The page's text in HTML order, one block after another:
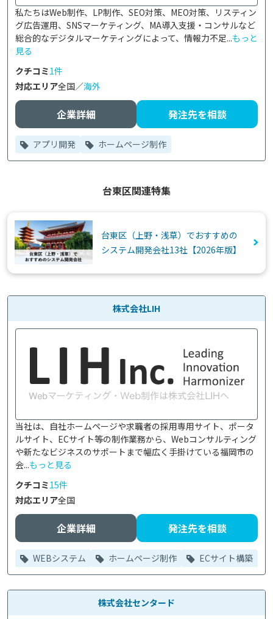
私たちはWeb制作、LP制作、SEO対策、MEO対策、リスティン
グ広告運用、SNSマーケティング、MA導入支援・コンサルなど
総合的なデジタルマーケティングによって、情報力不足...もっと
見る
クチコミ1件
対応エリア全国／海外
企業詳細 発注先を相談
アプリ開発 ホームページ制作
台東区関連特集
台東区（上野・浅草）でおすすめの
システム開発会社13社【2026年版】
株式会社LIH
当社は、自社ホームページや求職者の採用専用サイト、ポータ
ルサイト、ECサイト等の制作業務から、Webコンサルティング
や新たなビジネスのサポートまで幅広く手掛けている福岡市の
会...もっと見る
クチコミ15件
対応エリア全国
企業詳細 発注先を相談
WEBシステム ホームページ制作 ECサイト構築
株式会社センタード